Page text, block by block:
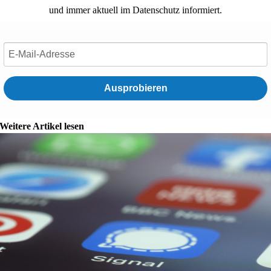
und immer aktuell im Datenschutz informiert.
Ausprobieren
Weitere Artikel lesen